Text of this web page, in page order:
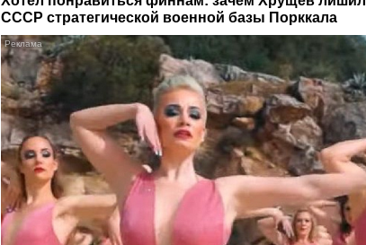
СССР стратегической военной базы Порккала